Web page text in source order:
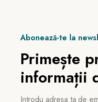
Abonează-te la
Primește
informații
Introdu adresa ta de